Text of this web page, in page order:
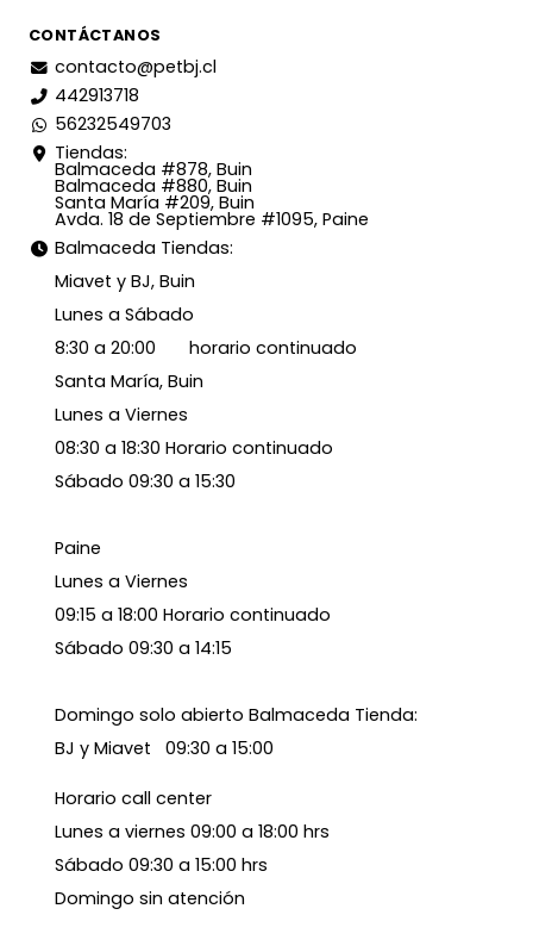
CONTÁCTANOS
contacto@petbj.cl
442913718
56232549703
Tiendas:
Balmaceda #878, Buin
Balmaceda #880, Buin
Santa María #209, Buin
Avda. 18 de Septiembre #1095, Paine
Balmaceda Tiendas:
Miavet y BJ, Buin
Lunes a Sábado
8:30 a 20:00 horario continuado
Santa María, Buin
Lunes a Viernes
08:30 a 18:30 Horario continuado
Sábado 09:30 a 15:30
Paine
Lunes a Viernes
09:15 a 18:00 Horario continuado
Sábado 09:30 a 14:15
Domingo solo abierto Balmaceda Tienda:
BJ y Miavet 09:30 a 15:00
Horario call center
Lunes a viernes 09:00 a 18:00 hrs
Sábado 09:30 a 15:00 hrs
Domingo sin atención